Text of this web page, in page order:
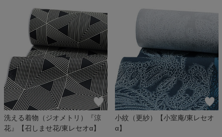
洗える着物（ジオメトリ）『涼
花』【召しませ花/東レセオα】
小紋（更紗）【小室庵/東レセオ
α】